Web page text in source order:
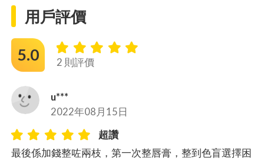
用戶評價
5.0 2 則評價
u***
2022年08月15日
超讚
最後係加錢整咗兩枝，第一次整唇膏，整到色盲選擇困